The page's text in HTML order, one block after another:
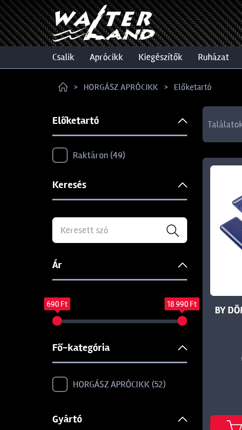
csalik aprócikk kiegészítők ruházat
HORGÁSZ APRÓCIKK Előketartó
Előketartó
Raktáron 49
Keresés
Ár
690 Ft 18 990 Ft
Fő-kategória
HORGÁSZ APRÓCIKK 52
Gyártó
BY